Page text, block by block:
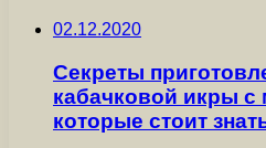
02.12.2020
Секреты
кабачковой икры
которые стоит